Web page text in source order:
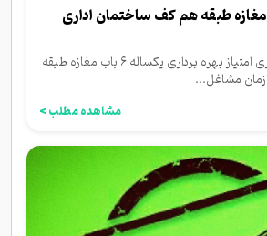
اجاره۶ باب مغازه طبقه هم کف ساختمان اداری
۱-مزایده اجاره و واگذاری امتیاز بهره برداری یکساله ۶ باب مغازه طبقه
مشاغل...
مشاهده مطلب >